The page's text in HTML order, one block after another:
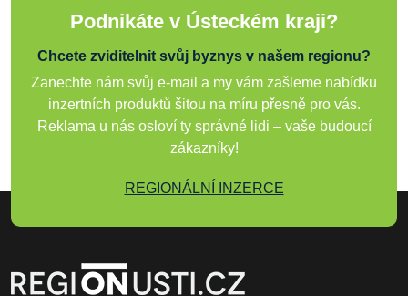
Podnikáte v Ústeckém kraji?
Chcete zviditelnit svůj byznys v našem regionu?
Zanechte nám svůj e-mail a my vám zašleme nabídku
inzertních produktů šitou na míru přesně pro vás.
Reklama u nás osloví ty správné lidi – vaše budoucí
zákazníky!
REGIONÁLNÍ INZERCE